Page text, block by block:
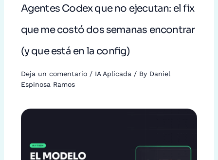
Agentes Codex que no ejecutan: el fix
que me costó dos semanas encontrar
(y que está en la config)
Deja un comentario / IA Aplicada / By Daniel
Espinosa Ramos